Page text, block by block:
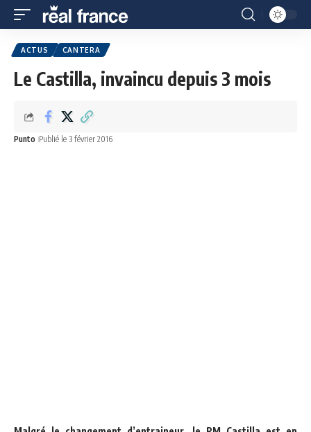
ACTUS CANTERA
Le Castilla, invaincu depuis 3 mois
Punto Publié le 3 février 2016